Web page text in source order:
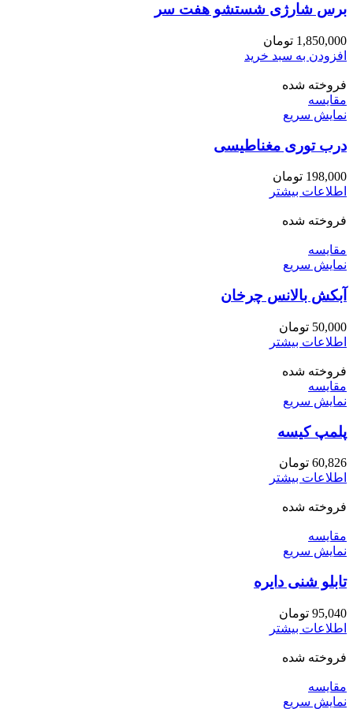
برس شارژی شستشو هفت سر
1,850,000 تومان
افزودن به سبد خرید
فروخته شده
مقايسه
نمایش سریع
درب توری مغناطیسی
198,000 تومان
اطلاعات بیشتر
فروخته شده
مقايسه
نمایش سریع
آبکش بالانس چرخان
50,000 تومان
اطلاعات بیشتر
فروخته شده
مقايسه
نمایش سریع
پلمپ کیسه
60,826 تومان
اطلاعات بیشتر
فروخته شده
مقايسه
نمایش سریع
تابلو شنی دایره
95,040 تومان
اطلاعات بیشتر
فروخته شده
مقايسه
نمایش سریع